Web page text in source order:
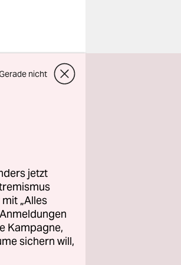
nicht
jetzt
„Alles
Kampagne,
sichern will,